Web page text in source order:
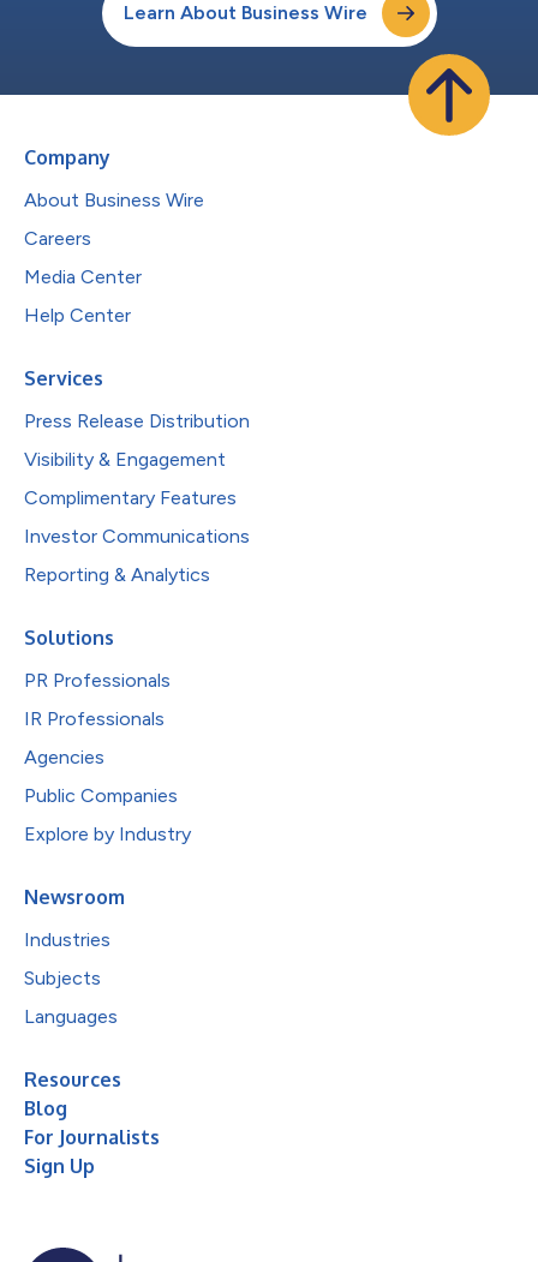
Learn About Business Wire
Company
About Business Wire
Careers
Media Center
Help Center
Services
Press Release Distribution
Visibility & Engagement
Complimentary Features
Investor Communications
Reporting & Analytics
Solutions
PR Professionals
IR Professionals
Agencies
Public Companies
Explore by Industry
Newsroom
Industries
Subjects
Languages
Resources
Blog
For Journalists
Sign Up